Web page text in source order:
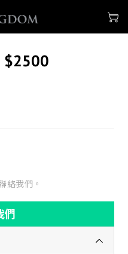
$2500
絡我們。
們